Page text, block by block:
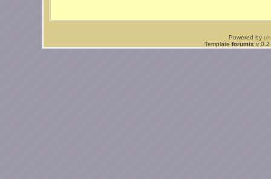
Powered by
Template forumix v 0.2